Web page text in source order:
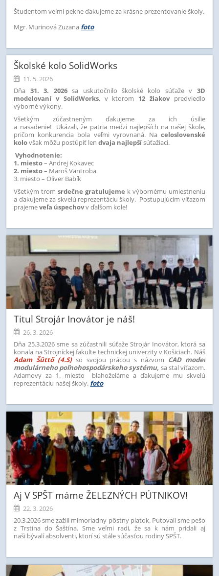
Študentom veľmi pekne ďakujeme za krásne prezentovanie školy.
Mgr. Murinová Zuzana foto
Školské kolo SolidWorks
11. 5. 2026
Dňa 31. 3. 2026sa uskutočnilo školské kolo súťaže v 3D
modelovaní v SolidWorks, v ktorom 12 žiakovpredviedlo
výborné výkony.
Všetkým zúčastneným ďakujeme za ich úsilie
a nasadenie! Ukázali, že patria medzi najlepších na našej škole,
pričom konkurencia bola veľmi vyrovnaná. Na celoslovenské
kolovšak môžu postúpiť lendvaja najlepšísúťažiaci.
Vyhodnotenie:
1. miesto– Andrej Kokavec
2. miesto– Maroš Vantroba
3. miesto – Oliver Babík
Všetkým tromsrdečne gratulujeme k výbornému umiestneniu
a ďakujeme za skvelú reprezentáciu školy. Postupujúcim víťazom
prajemeveľa úspechovv ďalšom kole!
Titul Strojár Inovátor je náš!
26. 3. 2026
Dňa 25.3.2026 sme sa zúčastnili súťaže Strojár Inovátor, ktorá sa
konala na Strojníckej fakulte technickej univerzity v Košiciach. Náš
Adam Šüttő (4.S)so svojou prácou s názvom CAD model
modulárneho poľnohospodárskeho systému, sa stal víťazom.
Adamovy za 1. miesto blahoželáme a ďakujeme mu skvelú
reprezentáciu našej školy. foto
Aj V SPŠT máme ŽELEZNÝCH PÚTNIKOV!
22. 3. 2026
20.3.2026 sme zažili mimoriadny pôstny piatok. Putovali sme pešo
z Trstína do Šaštína. Sme veľmi radi, že sa k nám pridali aj
naši bývalí absolventi, ktorí sú stále súčasťou rodiny SPŠT.